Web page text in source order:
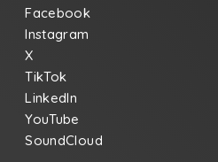
Facebook
Instagram
X
TikTok
LinkedIn
YouTube
SoundCloud